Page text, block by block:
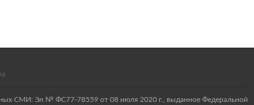
СМИ: Эл № ФС77-78559 от 08 июля 2020 г., выданное Федеральной